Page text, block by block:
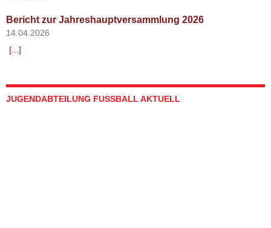
Bericht zur Jahreshauptversammlung 2026
14.04.2026
[...]
JUGENDABTEILUNG FUSSBALL AKTUELL